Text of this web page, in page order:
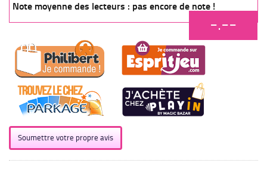
Note moyenne des lecteurs : pas encore de note !
-.--
Soumettre votre propre avis